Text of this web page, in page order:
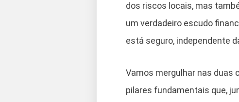
dos riscos locais, mas
um verdadeiro escudo
está seguro, independente
Vamos mergulhar nas duas
pilares fundamentais que,